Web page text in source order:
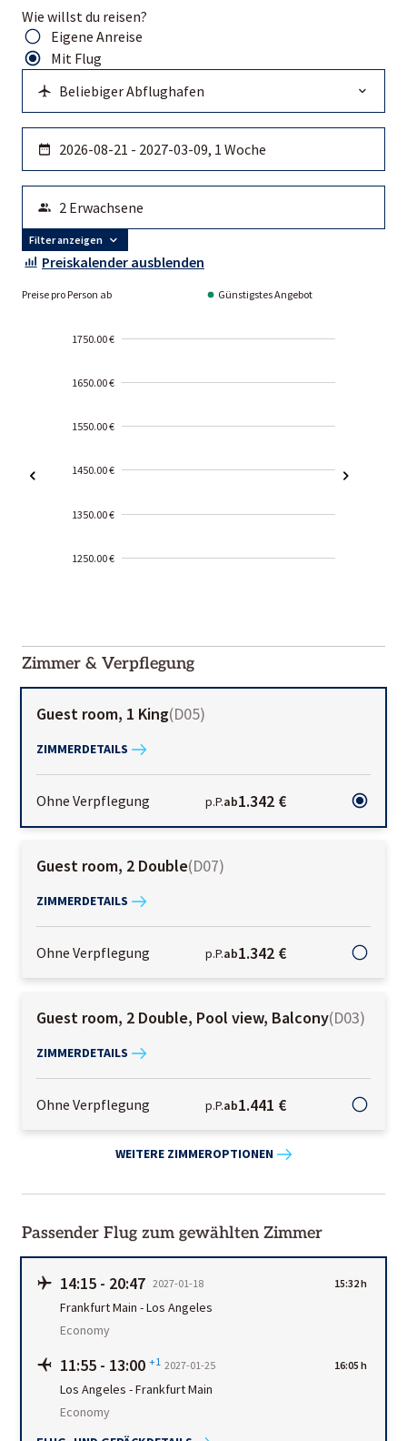
Wie willst du reisen?
Eigene Anreise
Mit Flug
Filter anzeigen
Preiskalender ausblenden
Preise pro Person ab Günstigstes Angebot
1750.00 €
1650.00 €
1550.00 €
1450.00 €
1350.00 €
1250.00 €
01-02
Zimmer & Verpflegung
Guest room, 1 King(D05)
ZIMMERDETAILS
Ohne Verpflegung p.P.ab1.342 €
Guest room, 2 Double(D07)
ZIMMERDETAILS
Ohne Verpflegung p.P.ab1.342 €
Guest room, 2 Double, Pool view, Balcony(D03)
ZIMMERDETAILS
Ohne Verpflegung p.P.ab1.441 €
WEITERE ZIMMEROPTIONEN
Passender Flug zum gewählten Zimmer
14:15 - 20:47 2027-01-18 15:32 h
Frankfurt Main -Los Angeles
Economy
11:55 - 13:00 +1 2027-01-25 16:05 h
Los Angeles -Frankfurt Main
Economy